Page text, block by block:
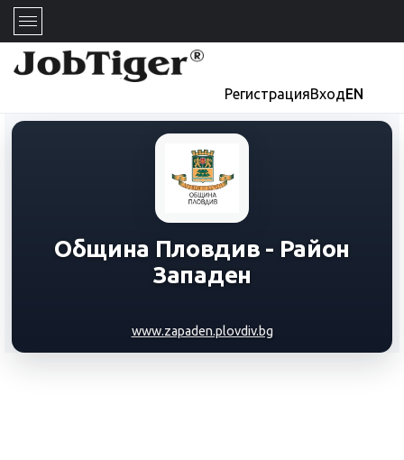
РегистрацияВходEN
Община Пловдив - Район
Западен
www.zapaden.plovdiv.bg